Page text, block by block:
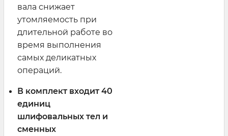
вала снижает
утомляемость при
длительной работе во
время выполнения
самых деликатных
операций.
В комплект входит 40
единиц
шлифовальных тел и
сменных